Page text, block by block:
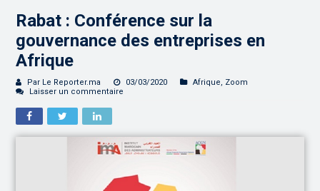
Rabat : Conférence sur la
gouvernance des entreprises en
Afrique
Par Le Reporter.ma 03/03/2020 Afrique, Zoom
Laisser un commentaire